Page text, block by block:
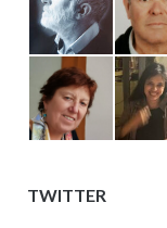
TWITTER